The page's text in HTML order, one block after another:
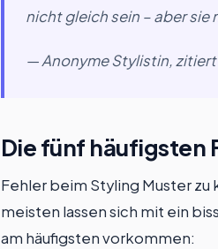
nicht gleich sein – aber sie
— Anonyme Stylistin,
Die fünf häufigsten
Fehler beim Styling Muster
meisten lassen sich mit ein
am häufigsten vorkommen: